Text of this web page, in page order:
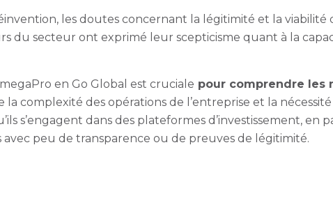
les doutes concernant la légitimité et la viabilité
du secteur ont exprimé leur scepticisme quant à la
en Go Global est cruciale pour comprendre les
la complexité des opérations de l’entreprise et la
s’engagent dans des plateformes d’investissement,
peu de transparence ou de preuves de légitimité.